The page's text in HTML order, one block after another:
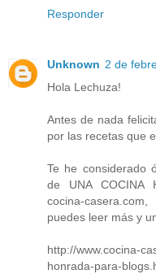
Responder
Unknown 2 de
Hola Lechuza!
Antes de nada
por las recetas que
Te he considerado
de UNA COCINA
cocina-
puedes leer más y
http://www.cocina-
honrada-para-